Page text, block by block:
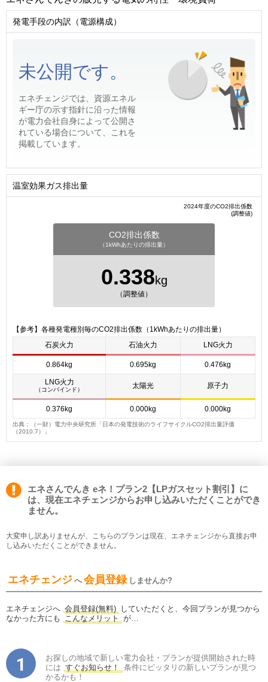
発電手段の内訳（電源構成）
未公開です。
エネチェンジでは、資源エネル
ギー庁の示す指針に沿った情報
が電力会社自身によって公開さ
れている場合について、これを
掲載しています。
温室効果ガス排出量
2024年度のCO2排出係数
(調整値)
CO2排出係数
（1kWhあたりの排出量）
0.338kg
（調整値）
【参考】各種発電種別毎のCO2排出係数（1kWhあたりの排出量）
石炭火力
石油火力 LNG火力
0.864kg 0.695kg 0.476kg
LNG火力
（コンバインド） 太陽光 原子力
0.376kg 0.000kg 0.000kg
出典：（一財）電力中央研究所「日本の発電技術のライフサイクルCO2排出量評価
（2010.7）」
エネさんでんき eネ！プラン2【LPガスセット割引】に
は、現在エネチェンジからお申し込みいただくことができ
ません。
大変申し訳ありませんが、こちらのプランは現在、エネチェンジから直接お申
し込みいただくことができません。
エネチェンジ へ 会員登録 しませんか?
エネチェンジへ 会員登録(無料) していただくと、今回プランが見つから
なかった方にも
こんなメリット が…
お探しの地域で新しい電力会社・プランが提供開始された時
には すぐお知らせ！
条件にピッタリの新しいプランが見つ
かるかも！